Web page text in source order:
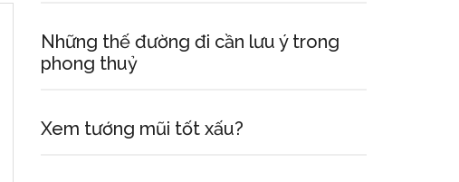
Những thế đường đi cần lưu ý trong
phong thuỷ
Xem tướng mũi tốt xấu?